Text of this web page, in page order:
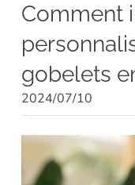
Comment
gobelets
2024/07/10